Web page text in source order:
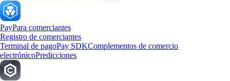
PayPara comerciantes
Registro de comerciantes
Terminal de pagoPay SDKComplementos de comercio
electrónicoPredicciones